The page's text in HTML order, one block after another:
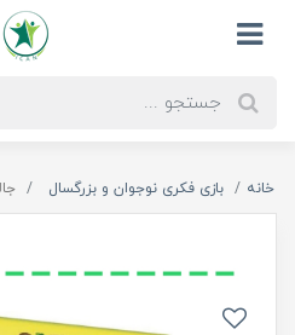
خانه بازی فکری نوجوان و بزرگسال